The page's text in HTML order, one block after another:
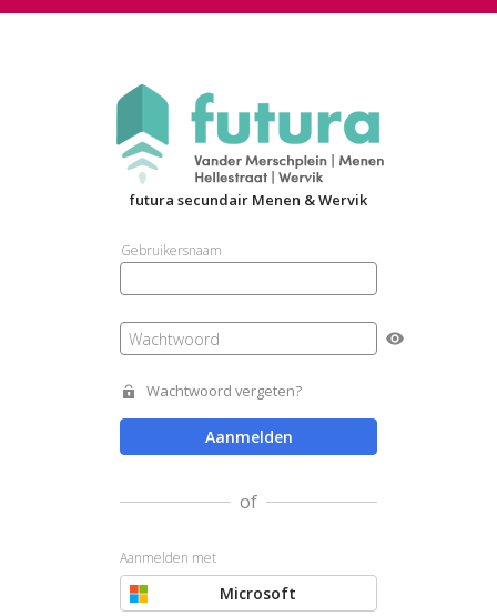
futura secundair Menen & Wervik
Gebruikersnaam
Wachtwoord
Wachtwoord vergeten?
Aanmelden
of
Aanmelden met
Microsoft